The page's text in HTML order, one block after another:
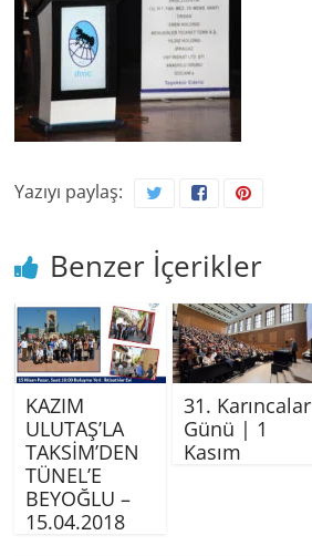
Yazıyı paylaş:
Benzer İçerikler
KAZIM
ULUTAŞ’LA
TAKSİM’DEN
TÜNEL’E
BEYOĞLU –
15.04.2018
31. Karıncalar
Günü | 1
Kasım